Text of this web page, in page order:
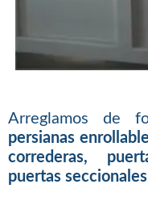
Arreglamos de
persianas
correderas,
puertas